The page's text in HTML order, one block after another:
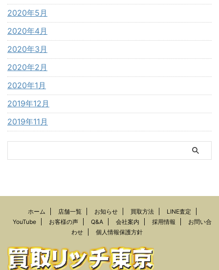
2020年5月
2020年4月
2020年3月
2020年2月
2020年1月
2019年12月
2019年11月
ホーム 店舗一覧 お知らせ 買取方法
LINE査定
YouTube
お客様の声 Q&A 会社案内 採用情報
お問い合
わせ
個人情報保護方針